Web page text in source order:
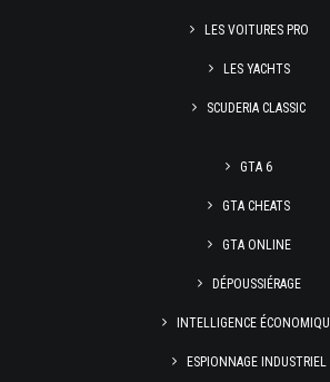
LES VOITURES PRO
LES YACHTS
SCUDERIA CLASSIC
GTA 6
GTA CHEATS
GTA ONLINE
DÉPOUSSIÉRAGE
INTELLIGENCE
ESPIONNAGE INDUSTRIEL